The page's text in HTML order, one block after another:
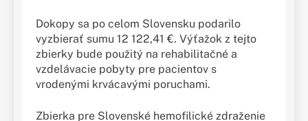
Dokopy sa po celom Slovensku podarilo
vyzbierať sumu 12 122,41 €. Výťažok z tejto
zbierky bude použitý na rehabilitačné a
vzdelávacie pobyty pre pacientov s
vrodenými krvácavými poruchami.
Zbierka pre Slovenské hemofilické zdraženie